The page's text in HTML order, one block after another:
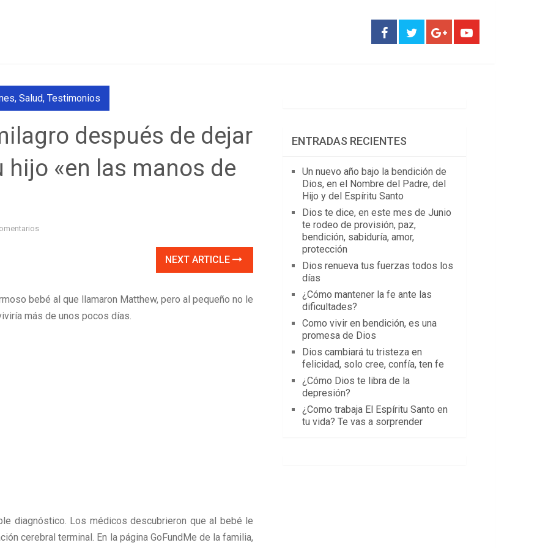
, Salud, Testimonios
después de dejar
«en las manos de
NEXT ARTICLE
bebé al que llamaron Matthew, pero al pequeño no le
más de unos pocos días.
diagnóstico. Los médicos descubrieron que al bebé le
cerebral terminal. En la página GoFundMe de la familia,
ENTRADAS RECIENTES
Un nuevo año bajo la bendición de
Dios, en el Nombre del Padre, del
Hijo y del Espíritu Santo
Dios te dice, en este mes de Junio
te rodeo de provisión, paz,
bendición, sabiduría, amor,
protección
Dios renueva tus fuerzas todos los
días
¿Cómo mantener la fe ante las
dificultades?
Como vivir en bendición, es una
promesa de Dios
Dios cambiará tu tristeza en
felicidad, solo cree, confía, ten fe
¿Cómo Dios te libra de la
depresión?
¿Como trabaja El Espíritu Santo en
tu vida? Te vas a sorprender